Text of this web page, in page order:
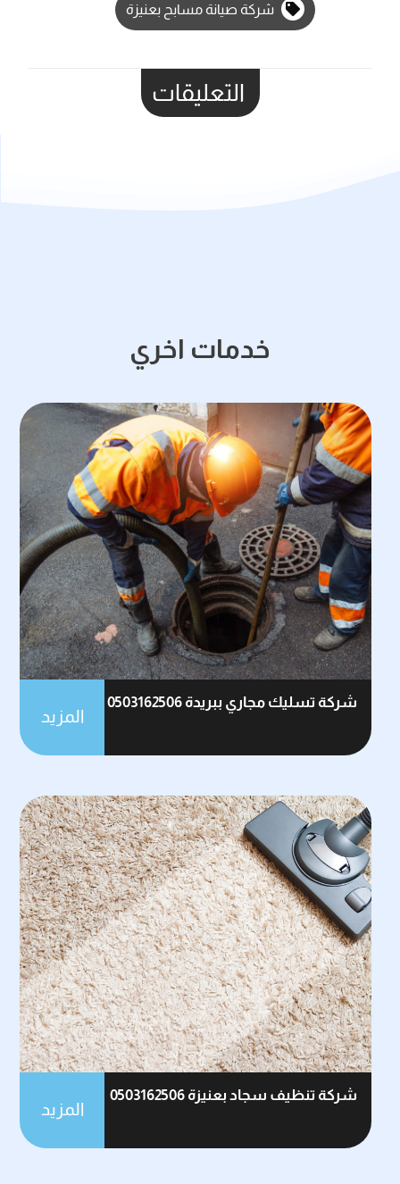
شركة صيانة مسابح بعنيزة
التعليقات
خدمات اخري
شركة تسليك مجاري ببريدة 0503162506
المزيد
شركة تنظيف سجاد بعنيزة 0503162506
المزيد